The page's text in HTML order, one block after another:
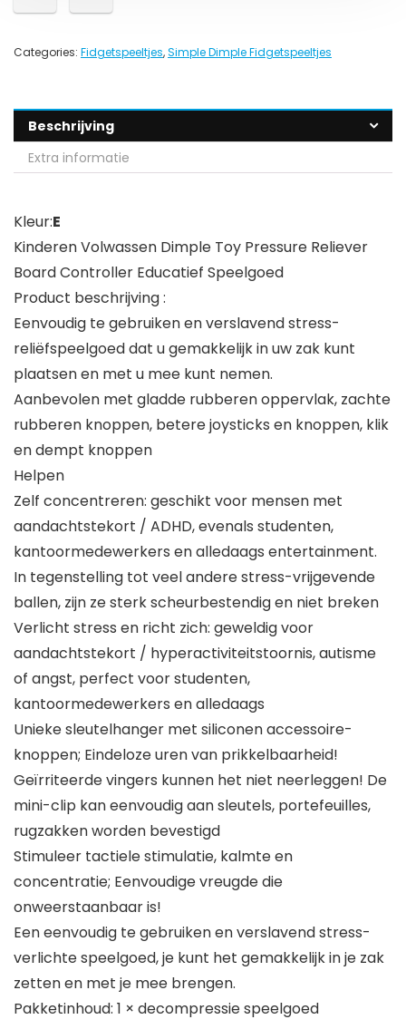
Categories: Fidgetspeeltjes,Simple Dimple Fidgetspeeltjes
Beschrijving
Extra informatie
Kleur:E
Kinderen Volwassen Dimple Toy Pressure Reliever
Board Controller Educatief Speelgoed
Product beschrijving :
Eenvoudig te gebruiken en verslavend stress-
reliëfspeelgoed dat u gemakkelijk in uw zak kunt
plaatsen en met u mee kunt nemen.
Aanbevolen met gladde rubberen oppervlak, zachte
rubberen knoppen, betere joysticks en knoppen, klik
en dempt knoppen
Helpen
Zelf concentreren: geschikt voor mensen met
aandachtstekort / ADHD, evenals studenten,
kantoormedewerkers en alledaags entertainment.
In tegenstelling tot veel andere stress-vrijgevende
ballen, zijn ze sterk scheurbestendig en niet breken
Verlicht stress en richt zich: geweldig voor
aandachtstekort / hyperactiviteitstoornis, autisme
of angst, perfect voor studenten,
kantoormedewerkers en alledaags
Unieke sleutelhanger met siliconen accessoire-
knoppen; Eindeloze uren van prikkelbaarheid!
Geïrriteerde vingers kunnen het niet neerleggen! De
mini-clip kan eenvoudig aan sleutels, portefeuilles,
rugzakken worden bevestigd
Stimuleer tactiele stimulatie, kalmte en
concentratie; Eenvoudige vreugde die
onweerstaanbaar is!
Een eenvoudig te gebruiken en verslavend stress-
verlichte speelgoed, je kunt het gemakkelijk in je zak
zetten en met je mee brengen.
Pakketinhoud: 1 × decompressie speelgoed